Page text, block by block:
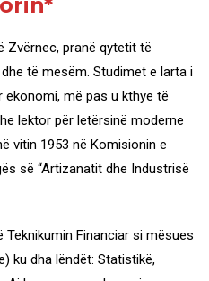
Zvërnec, pranë qytetit të
të mesëm. Studimet e larta i
ekonomi, më pas u kthye të
lektor për letërsinë moderne
vitin 1953 në Komisionin e
së “Artizanatit dhe Industrisë
Financiar si mësues
ku dha lëndët: Statistikë,